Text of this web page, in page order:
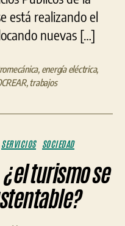
está realizando el
nuevas […]
, energía eléctrica,
, trabajos
SERVICIOS SOCIEDAD
turismo se